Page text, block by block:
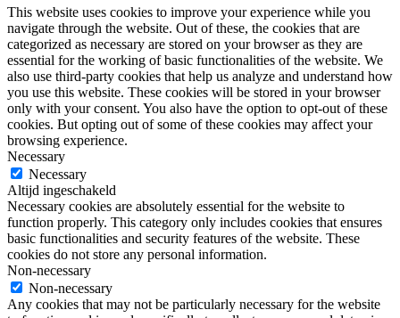
This website uses cookies to improve your experience while you
navigate through the website. Out of these, the cookies that are
categorized as necessary are stored on your browser as they are
essential for the working of basic functionalities of the website. We
also use third-party cookies that help us analyze and understand how
you use this website. These cookies will be stored in your browser
only with your consent. You also have the option to opt-out of these
cookies. But opting out of some of these cookies may affect your
browsing experience.
Necessary
Necessary
Altijd ingeschakeld
Necessary cookies are absolutely essential for the website to
function properly. This category only includes cookies that ensures
basic functionalities and security features of the website. These
cookies do not store any personal information.
Non-necessary
Non-necessary
Any cookies that may not be particularly necessary for the website